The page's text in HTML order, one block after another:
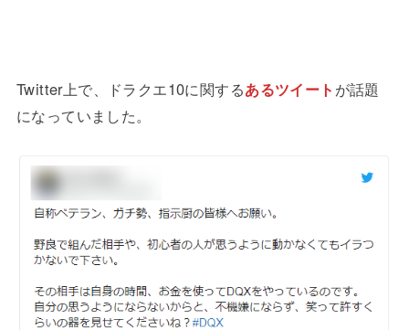
Twitter上で、ドラクエ10に関するあるツイート が話題
になっていました。